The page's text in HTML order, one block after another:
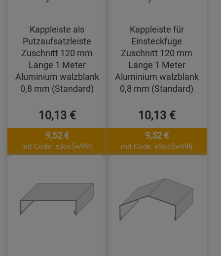
Kappleiste als
Putzaufsatzleiste
Zuschnitt 120 mm
Länge 1 Meter
Aluminium walzblank
0,8 mm (Standard)
10,13 €
9,52 €
mit Code: e3oc5w99fj
Kappleiste für
Einsteckfuge
Zuschnitt 120 mm
Länge 1 Meter
Aluminium walzblank
0,8 mm (Standard)
10,13 €
9,52 €
mit Code: e3oc5w99fj